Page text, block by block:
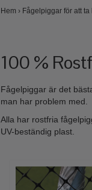
Hem › Fågelpiggar för att
100 %
Fågelpiggar är det
man har problem med.
Alla har rostfria
UV-beständig plast.